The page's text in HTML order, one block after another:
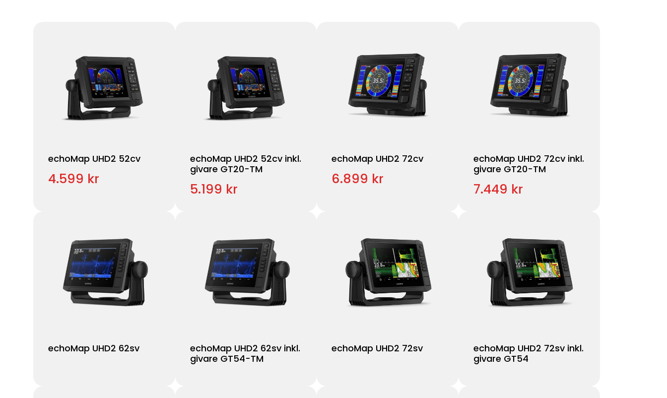
echoMap UHD2 52cv
4.599 kr
echoMap UHD2 52cv inkl.
givare GT20-TM
5.199 kr
echoMap UHD2 72cv
6.899 kr
echoMap UHD2 72cv inkl.
givare GT20-TM
7.449 kr
echoMap UHD2 62sv
echoMap UHD2 62sv inkl.
givare GT54-TM
echoMap UHD2 72sv
echoMap UHD2 72sv inkl.
givare GT54